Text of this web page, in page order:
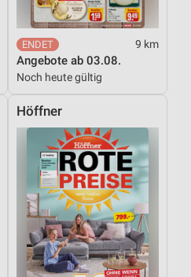
9 km
Angebote ab 03.08.
Noch heute gültig
Höffner